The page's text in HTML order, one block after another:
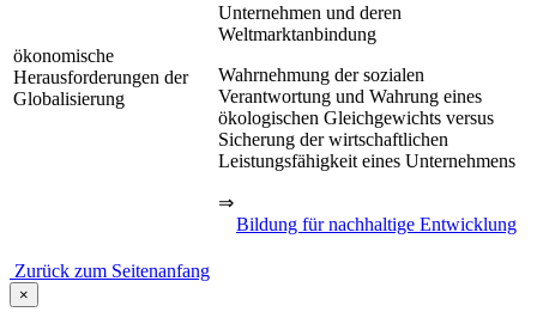
ökonomische
Herausforderungen der
Globalisierung
Unternehmen und deren
Weltmarktanbindung
Wahrnehmung der sozialen
Verantwortung und Wahrung eines
ökologischen Gleichgewichts versus
Sicherung der wirtschaftlichen
Leistungsfähigkeit eines Unternehmens
⇒
Bildung für nachhaltige Entwicklung
Zurück zum Seitenanfang
×